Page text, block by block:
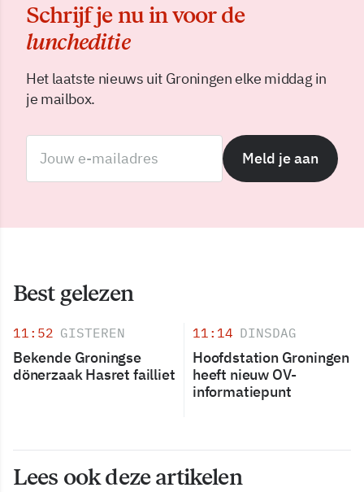
Schrijf je nu in voor de
luncheditie
Het laatste nieuws uit Groningen elke middag in
je mailbox.
Meld je aan
Best gelezen
11:52 GISTEREN
Bekende Groningse
dönerzaak Hasret failliet
11:14 DINSDAG
Hoofdstation Groningen
heeft nieuw OV-
informatiepunt
Lees ook deze artikelen